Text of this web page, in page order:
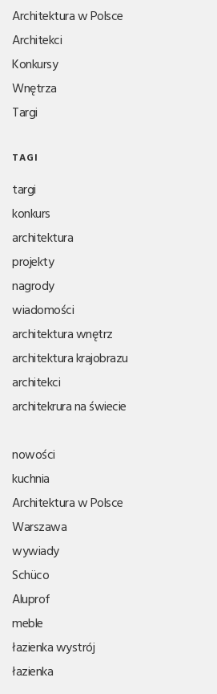
Architektura w Polsce
Architekci
Konkursy
Wnętrza
Targi
TAGI
targi
konkurs
architektura
projekty
nagrody
wiadomości
architektura wnętrz
architektura krajobrazu
architekci
architekrura na świecie
nowości
kuchnia
Architektura w Polsce
Warszawa
wywiady
Schüco
Aluprof
meble
łazienka wystrój
łazienka